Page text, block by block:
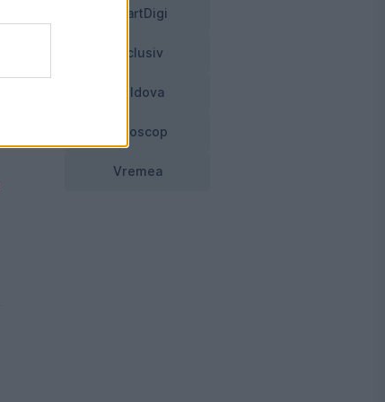
SmartDigi
Exclusiv
Moldova
Horoscop
Vremea